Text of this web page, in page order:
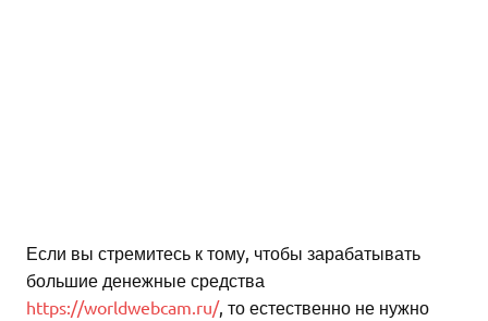
Если вы стремитесь к тому, чтобы зарабатывать
большие денежные средства
https://worldwebcam.ru/, то естественно не нужно